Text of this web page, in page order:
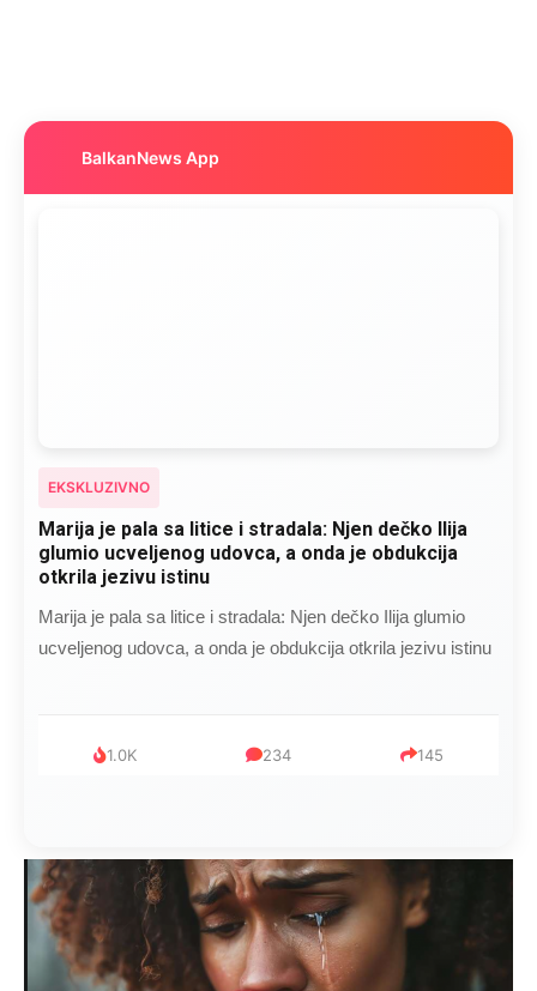
BalkanNews App
EKSKLUZIVNO
Marija je pala sa litice i stradala: Njen dečko Ilija
glumio ucveljenog udovca, a onda je obdukcija
otkrila jezivu istinu
Marija je pala sa litice i stradala: Njen dečko Ilija glumio
ucveljenog udovca, a onda je obdukcija otkrila jezivu istinu
1.0K 234 145